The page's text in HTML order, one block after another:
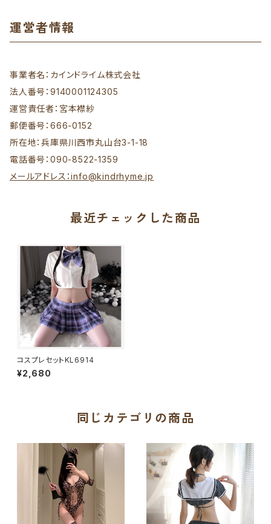
運営者情報
事業者名：カインドライム株式会社
法人番号：9140001124305
運営責任者：宮本襟紗
郵便番号：666-0152
所在地：兵庫県川西市丸山台3-1-18
電話番号：090-8522-1359
メールアドレス：info@kindrhyme.jp
最近チェックした商品
コスプレセットKL6914
¥2,680
同じカテゴリの商品